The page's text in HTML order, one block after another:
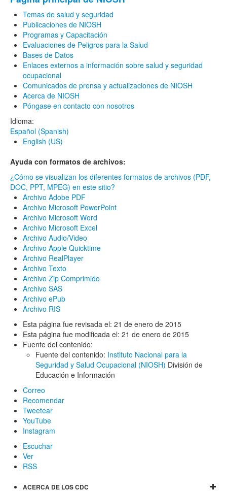
Temas de salud y seguridad
Publicaciones de NIOSH
Programas y Capacitación
Evaluaciones de Peligros para la Salud
Bases de Datos
Enlaces externos a información sobre salud y seguridad
ocupacional
Comunicados de prensa y actualizaciones de NIOSH
Acerca de NIOSH
Póngase en contacto con nosotros
Idioma:
Español (Spanish)
English (US)
Ayuda con formatos de archivos:
¿Cómo se visualizan los diferentes formatos de archivos (PDF,
DOC, PPT, MPEG) en este sitio?
Archivo Adobe PDF
Archivo Microsoft PowerPoint
Archivo Microsoft Word
Archivo Microsoft Excel
Archivo Audio/Video
Archivo Apple Quicktime
Archivo RealPlayer
Archivo Texto
Archivo Zip Comprimido
Archivo SAS
Archivo ePub
Archivo RIS
Esta página fue revisada el: 21 de enero de 2015
Esta página fue modificada el: 21 de enero de 2015
Fuente del contenido:
Fuente del contenido: Instituto Nacional para la
Seguridad y Salud Ocupacional (NIOSH) División de
Educación e Información
Correo
Recomendar
Tweetear
YouTube
Instagram
Escuchar
Ver
RSS
ACERCA DE LOS CDC